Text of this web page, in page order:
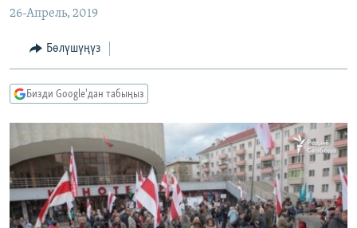
ЭКОНОМИКА
МАДАНИЯТ
БОРБОР АЗИЯ
АТАЙЫН ИЛИКТӨӨ
ТВ ПРОГРАММАЛАР
ЭКСПЕРТТЕР ТАЛДАЙТ
БИЗ ЖАНА ДҮЙНӨ
ДАНИСТЕ
ЭЖЕ-СИҢДИЛЕР
АЗАТТЫК+
ӨЗГӨЧӨ ПИКИР
Русский
ОНЛАЙН ШЕРИНЕ
26-Апрель, 2019
Бөлүшүңүз
Бизди Google'дан табыңыз